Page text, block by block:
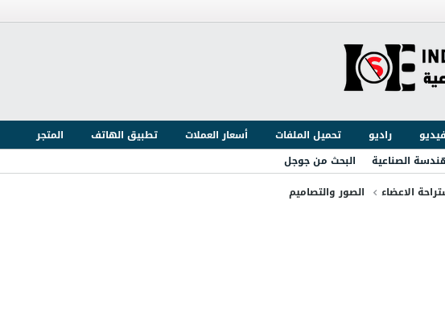
فيديو راديو تحميل الملفات أسعار العملات تطبيق الهاتف
المتجر
الصناعية
البحث من جوجل
الاعضاء الصور والتصاميم